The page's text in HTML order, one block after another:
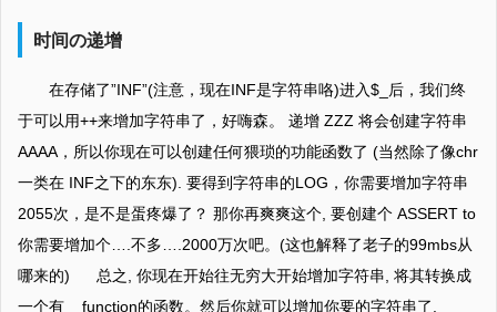
时间の递增
在存储了”INF”(注意，现在INF是字符串咯)进入$_后，我们终
于可以用++来增加字符串了，好嗨森。 递增 ZZZ 将会创建字符串
AAAA，所以你现在可以创建任何猥琐的功能函数了 (当然除了像chr
一类在 INF之下的东东). 要得到字符串的LOG，你需要增加字符串
2055次，是不是蛋疼爆了？ 那你再爽爽这个, 要创建个 ASSERT to
你需要增加个….不多….2000万次吧。(这也解释了老子的99mbs从
哪来的) 总之, 你现在开始往无穷大开始增加字符串, 将其转换成
一个有 _ function的函数。然后你就可以增加你要的字符串了.